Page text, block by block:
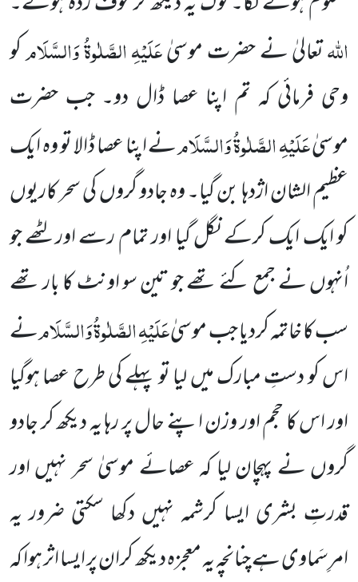
اللہتعالیٰ نے حضرت موسیٰعَلَیْہِ الصَّلٰوۃُ وَالسَّلَامکو
وحی فرمائی کہ تم اپنا عصا ڈال دو۔ جب حضرت
موسیٰعَلَیْہِ الصَّلٰوۃُ وَالسَّلَامنے اپنا عصا ڈالا تو وہ ایک
عظیم الشان اژدہا بن گیا۔ وہ جادو گروں کی سحر کاریوں
کو ایک ایک کرکے نگل گیا اور تمام رسے اور لٹھےجو
اُنہوں نے جمع کئے تھے جو تین سو اونٹ کا بار تھے
سب کا خاتمہ کردیا جب موسیٰعَلَیْہِ الصَّلٰوۃُ وَالسَّلَامنے
اس کو دستِ مبارکمیں لیا تو پہلے کی طرح عصا ہوگیا
اور اس کا حجم اور وزن اپنے حال پر رہا یہ دیکھ کر جادو
گروں نے پہچان لیا کہ عصائے موسیٰ سحر نہیں اور
قدرتِ بشری ایسا کرشمہ نہیں دکھا سکتی ضرور یہ
امرِسَماوی ہے چنانچہ یہ معجزہ دیکھ کران پر ایسا اثر ہوا کہ